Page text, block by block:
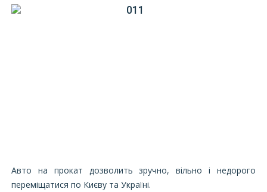
Авто на прокат дозволить зручно, вільно і недорого
переміщатися по Києву та Україні.